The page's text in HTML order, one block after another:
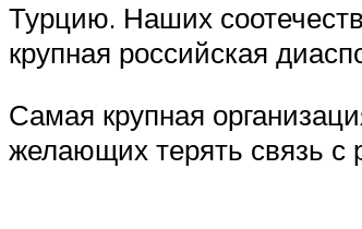
Турцию. Наших
крупная российская
Самая крупная
желающих терять связь с